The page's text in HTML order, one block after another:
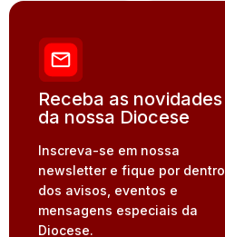
Receba as novidades
da nossa Diocese
Inscreva-se em nossa
newsletter e fique por dentro
dos avisos, eventos e
mensagens especiais da
Diocese.